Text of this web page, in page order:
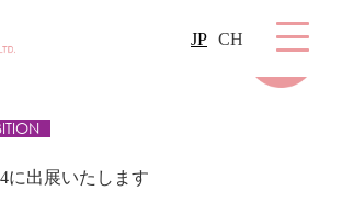
JP CH
に出展いたします